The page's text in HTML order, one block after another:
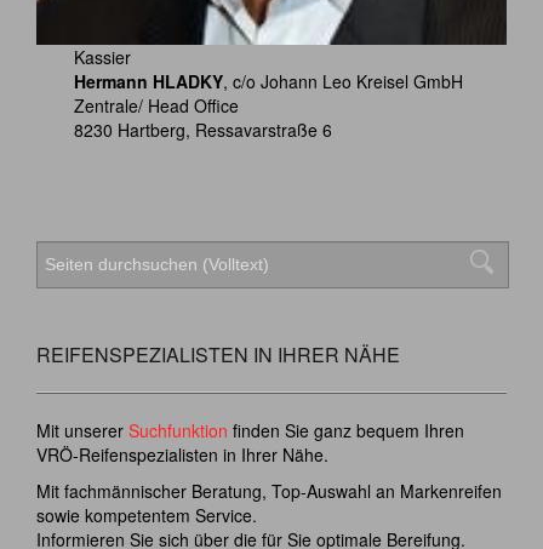
Kassier
Hermann HLADKY, c/o Johann Leo Kreisel GmbH
Zentrale/ Head Office
8230 Hartberg, Ressavarstraße 6
REIFENSPEZIALISTEN IN IHRER NÄHE
Mit unserer Suchfunktion finden Sie ganz bequem Ihren
VRÖ-Reifenspezialisten in Ihrer Nähe.
Mit fachmännischer Beratung, Top-Auswahl an Markenreifen
sowie kompetentem Service.
Informieren Sie sich über die für Sie optimale Bereifung.